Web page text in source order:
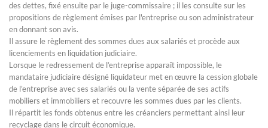
des dettes, fixé ensuite par le juge-commissaire ; il les consulte sur les
propositions de règlement émises par l'entreprise ou son administrateur
en donnant son avis.
Il assure le règlement des sommes dues aux salariés et procède aux
licenciements en liquidation judiciaire.
Lorsque le redressement de l’entreprise apparaît impossible, le
mandataire judiciaire désigné liquidateur met en œuvre la cession globale
de l’entreprise avec ses salariés ou la vente séparée de ses actifs
mobiliers et immobiliers et recouvre les sommes dues par les clients.
Il répartit les fonds obtenus entre les créanciers permettant ainsi leur
recyclage dans le circuit économique.